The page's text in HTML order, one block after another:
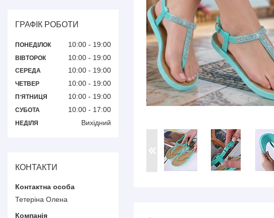
ГРАФІК РОБОТИ
ПОНЕДІЛОК 10:00 19:00
ВІВТОРОК 10:00 19:00
СЕРЕДА 10:00 19:00
ЧЕТВЕР 10:00 19:00
ПʼЯТНИЦЯ 10:00 19:00
СУБОТА 10:00 17:00
НЕДІЛЯ Вихідний
КОНТАКТИ
Тетеріна Олена